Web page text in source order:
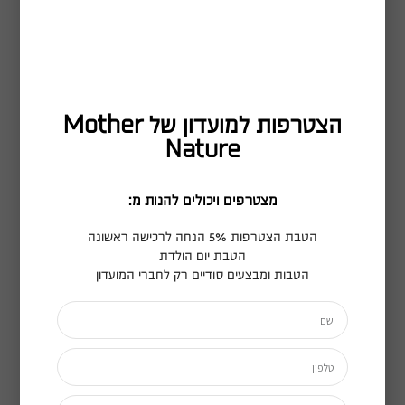
הצטרפות למועדון של Mother
Nature
מצטרפים ויכולים להנות מ:
הטבת הצטרפות 5% הנחה לרכישה ראשונה
הטבת יום הולדת
הטבות ומבצעים סודיים רק לחברי המועדון